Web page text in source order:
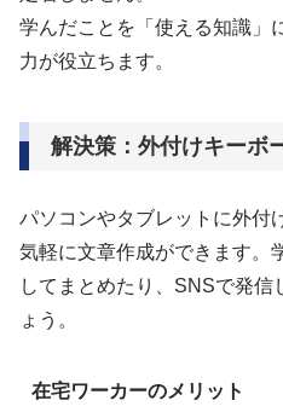
学んだことを「使える知識」
力が役立ちます。
解決策：外付けキーボ
パソコンやタブレットに外付
気軽に文章作成ができます。
してまとめたり、SNSで発信
ょう。
在宅ワーカーのメリット